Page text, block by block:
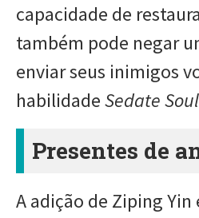
capacidade de
também pode negar
enviar seus inimigos
habilidadeSedate Soul
Presentes de
A adição de Ziping Yin